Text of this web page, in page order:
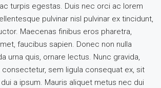
turpis egestas. Duis nec orci ac lorem
pulvinar nisl pulvinar ex tincidunt,
Maecenas finibus eros pharetra,
faucibus sapien. Donec non nulla
urna quis, ornare lectus. Nunc gravida,
sem ligula consequat ex, sit
a ipsum. Mauris aliquet metus nec dui